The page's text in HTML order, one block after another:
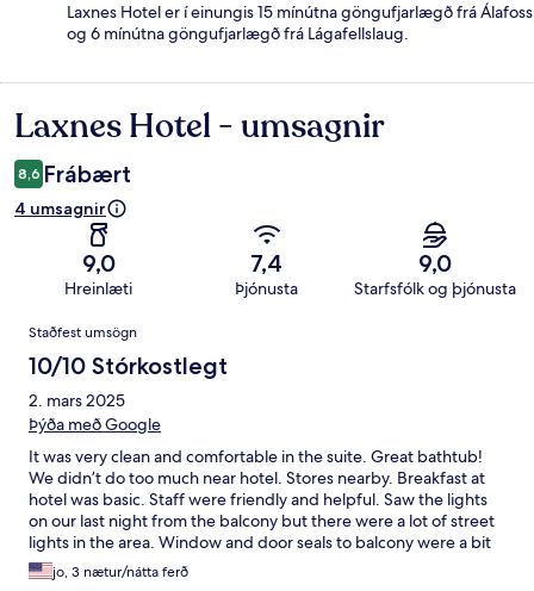
Laxnes Hotel er í einungis 15 mínútna göngufjarlægð frá Álafoss
og 6 mínútna göngufjarlægð frá Lágafellslaug.
Umsagnir
Laxnes Hotel - umsagnir
8,6 Frábært
4 umsagnir
9,0
Hreinlæti
7,4
Þjónusta
9,0
Starfsfólk og þjónusta
Umsagnir
Staðfest umsögn
10/10 Stórkostlegt
2. mars 2025
Þýða með Google
It was very clean and comfortable in the suite. Great bathtub!
We didn’t do too much near hotel. Stores nearby. Breakfast at
hotel was basic. Staff were friendly and helpful. Saw the lights
on our last night from the balcony but there were a lot of street
lights in the area. Window and door seals to balcony were a bit
drafty and loud. No real complaints there.
jo, 3 nætur/nátta ferð